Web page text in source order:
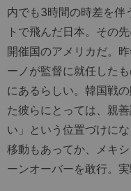
内でも3時間の時差を伴
トで飛んだ日本。その
開催国のアメリカだ。
ーノが監督に就任した
にあるらしい。韓国戦
た彼らにとっては、親
い」という位置づけに
移動もあってか、メキ
ーンオーバーを敢行。